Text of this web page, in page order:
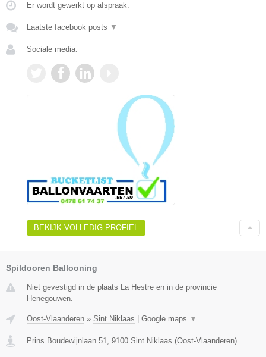
Er wordt gewerkt op afspraak.
Laatste facebook posts ▼
Sociale media:
BEKIJK VOLLEDIG PROFIEL
Spildooren Ballooning
Niet gevestigd in de plaats La Hestre en in de provincie
Henegouwen.
Oost-Vlaanderen » Sint Niklaas | Google maps ▼
Prins Boudewijnlaan 51 9100 Sint Niklaas (Oost-Vlaanderen)